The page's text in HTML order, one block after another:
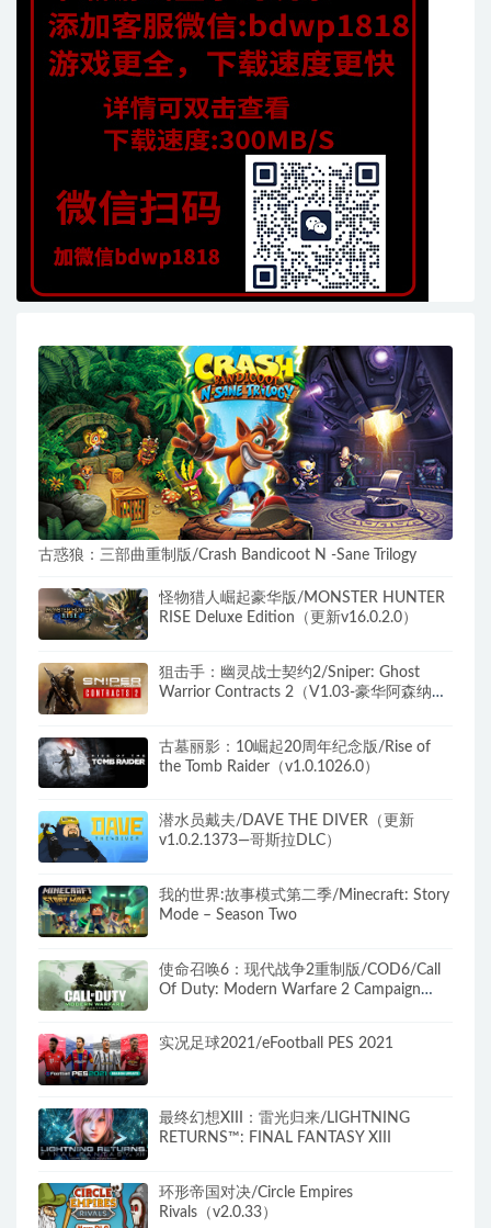
古惑狼：三部曲重制版/Crash Bandicoot N -Sane Trilogy
怪物猎人崛起豪华版/MONSTER HUNTER
RISE Deluxe Edition（更新v16.0.2.0）
狙击手：幽灵战士契约2/Sniper: Ghost
Warrior Contracts 2（V1.03-豪华阿森纳版
古墓丽影：10崛起20周年纪念版/Rise of
the Tomb Raider（v1.0.1026.0）
潜水员戴夫/DAVE THE DIVER（更新
v1.0.2.1373—哥斯拉DLC）
我的世界:故事模式第二季/Minecraft: Story
Mode – Season Two
使命召唤6：现代战争2重制版/COD6/Call
Of Duty: Modern Warfare 2 Campaign
实况足球2021/eFootball PES 2021
最终幻想XIII：雷光归来/LIGHTNING
RETURNS™: FINAL FANTASY XIII
环形帝国对决/Circle Empires
Rivals（v2.0.33）